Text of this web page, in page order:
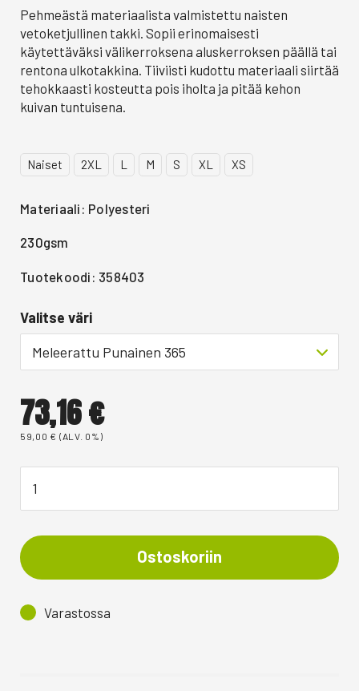
Pehmeästä materiaalista valmistettu naisten
vetoketjullinen takki. Sopii erinomaisesti
käytettäväksi välikerroksena aluskerroksen päällä tai
rentona ulkotakkina. Tiiviisti kudottu materiaali siirtää
tehokkaasti kosteutta pois iholta ja pitää kehon
kuivan tuntuisena.
Naiset 2XL L M S XL XS
Materiaali: Polyesteri
230gsm
Tuotekoodi: 358403
Valitse väri
Meleerattu Punainen 365
73,16€
59,00 € (ALV. 0%)
Ostoskoriin
Varastossa